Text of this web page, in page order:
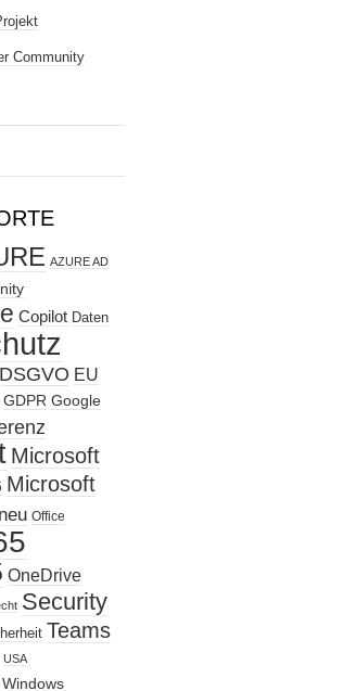
Community
AZURE AD
Copilot Daten
DSGVO EU
GDPR Google
Microsoft
Microsoft
neu Office
OneDrive
Security
Teams
USA
Windows